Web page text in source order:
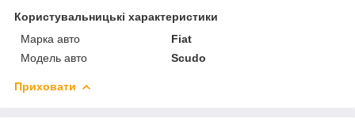
Користувальницькі характеристики
Марка авто
Fiat
Модель авто
Scudo
Приховати